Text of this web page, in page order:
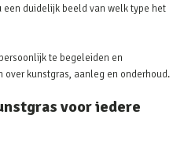
duidelijk beeld van welk type het
te begeleiden en
over kunstgras, aanleg en onderhoud.
voor iedere